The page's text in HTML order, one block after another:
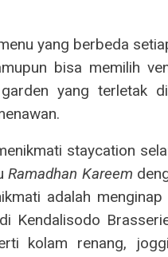
yang berbeda
bisa memilih
yang terletak
staycation
Ramadhan Kareem
adalah
Kendalisodo
kolam renang,